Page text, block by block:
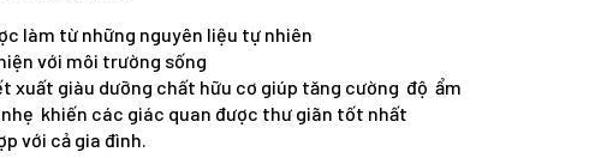
làm từ những nguyên liệu tự nhiên
với môi trường sống
xuất giàu dưỡng chất hữu cơ giúp tăng cường độ ẩm
khiến các giác quan được thư giãn tốt nhất
với cả gia đình.